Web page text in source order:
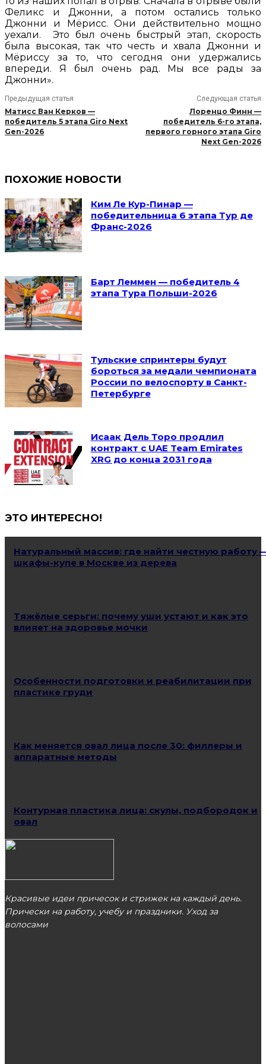
Феликс и Джонни, а потом остались только
Джонни и Мёрисс. Они действительно мощно
уехали. Это был очень быстрый этап, скорость
была высокая, так что честь и хвала Джонни и
Мёриссу за то, что сегодня они удержались
впереди. Я был очень рад. Мы все рады за
Джонни».
Предыдущая статья
Матисс Ван Керков —
победитель 5 этапа Giro Next
Gen-2026
Следующая статья
Лоренцо Финн —
победитель 6-го этапа,
первого горного этапа Giro
Next Gen-2026
ПОХОЖИЕ НОВОСТИ
Ким Ле Кур-Пинар —
победительница 6 этапа Тур де
Франс-2026
Барт Леммен — победитель 4
этапа Тура Польши-2026
Тульские спринтеры будут
бороться за медали чемпионата
России по велоспорту в Санкт-
Петербурге
Исаак Дель Торо продлил
контракт с UAE Team Emirates
XRG до конца 2031 года
ЭТО ИНТЕРЕСНО!
Натуральный массив: где найти честную работу
шкафы-купе в Москве из дерева
Тяжёлые серьги: почему уши устают и как это
влияет на здоровье мочки
Особенности подготовки и реабилитации при
пластике груди
Как меняется овал лица после 30: филлеры и
аппаратные методы
Контурная пластика лица: скулы, подбородок и
овал
Красивые идеи причесок и стрижек на каждый день.
Прически на работу, учебу и праздники. Уход за
волосами